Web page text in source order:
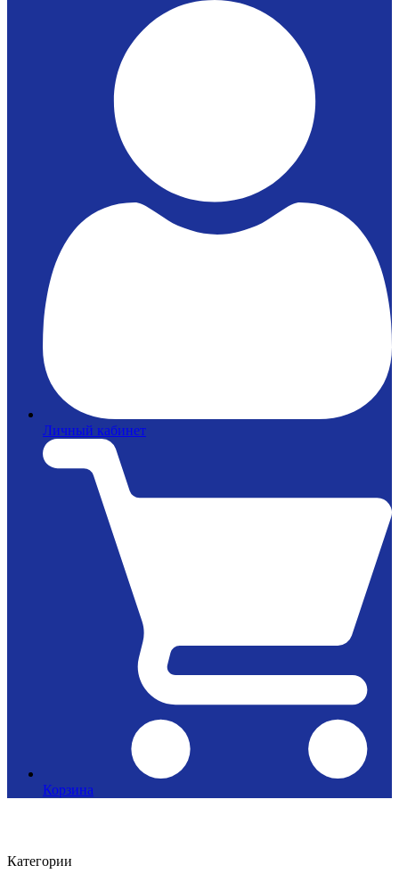
Личный кабинет
Корзина
Категории